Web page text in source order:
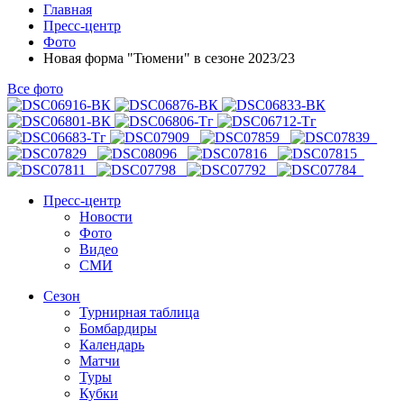
Главная
Пресс-центр
Фото
Новая форма "Тюмени" в сезоне 2023/23
Все фото
Пресс-центр
Новости
Фото
Видео
СМИ
Сезон
Турнирная таблица
Бомбардиры
Календарь
Матчи
Туры
Кубки